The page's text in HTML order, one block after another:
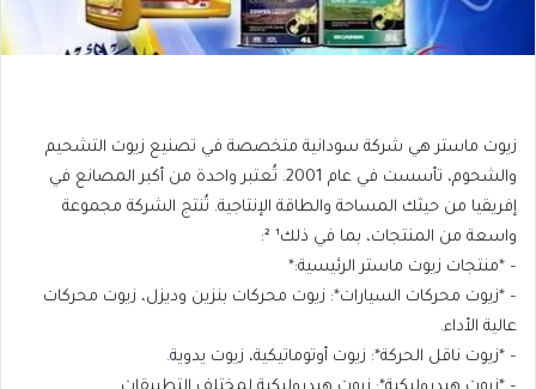
زيوت ماستر هي شركة سودانية متخصصة في تصنيع زيوت التشحيم
والشحوم، تأسست في عام 2001. تُعتبر واحدة من أكبر المصانع في
إفريقيا من حيثك المساحة والطاقة الإنتاجية. تُنتج الشركة مجموعة
واسعة من المنتجات، بما في ذلك¹ ²:
– *منتجات زيوت ماستر الرئيسية:*
– *زيوت محركات السيارات*: زيوت محركات بنزين وديزل، زيوت محركات
عالية الأداء.
– *زيوت ناقل الحركة*: زيوت أوتوماتيكية، زيوت يدوية.